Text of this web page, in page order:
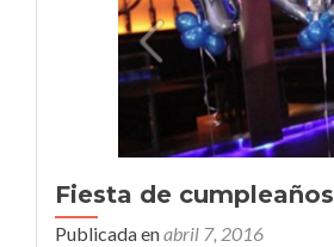
Fiesta de cumpleaños
Publicada enabril 7, 2016